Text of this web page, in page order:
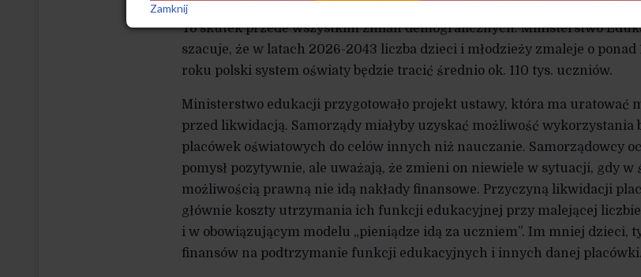
To skutek przede wszystkim zmian demograficznych. Ministerstwo
szacuje, że w latach 2026-2043 liczba dzieci i młodzieży zmaleje o ponad
roku polski system oświaty będzie tracić średnio ok. 110 tys. uczniów.
Ministerstwo edukacji przygotowało projekt ustawy, która ma uratować
przed likwidacją. Samorządy miałyby uzyskać możliwość wykorzystania
placówek oświatowych do celów innych niż nauczanie. Samorządowcy
pomysł pozytywnie, ale uważają, że zmieni on niewiele w sytuacji, gdy w
możliwością prawną nie idą nakłady finansowe. Przyczyną likwidacji
głównie koszty utrzymania ich funkcji edukacyjnej przy malejącej
i w obowiązującym modelu „pieniądze idą za uczniem”. Im mniej dzieci,
finansów na podtrzymanie funkcji edukacyjnych i innych danej placówki.
Zamknij